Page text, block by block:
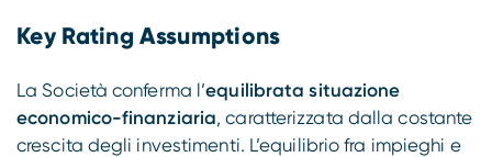
Key Rating Assumptions
La Società conferma l’equilibrata situazione
economico-finanziaria, caratterizzata dalla costante
crescita degli investimenti. L’equilibrio fra impieghi e